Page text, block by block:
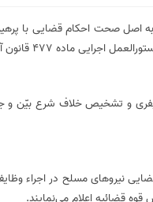
و با عنایت به اصل صحت احکام
به شرح مواد آتی ابلاغ‌‌‌ می‌گردد.
477 قانون آیین دادرسی کیفری و تشخیص
نیروهای مسلح در اجراء